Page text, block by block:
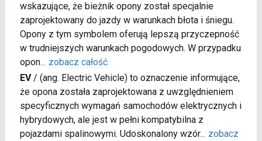
wskazujące, że bieżnik opony został specjalnie
zaprojektowany do jazdy w warunkach błota i śniegu.
Opony z tym symbolem oferują lepszą przyczepność
w trudniejszych warunkach pogodowych. W przypadku
opon... zobacz całość
EV/ (ang. Electric Vehicle) to oznaczenie informujące,
że opona została zaprojektowana z uwzględnieniem
specyficznych wymagań samochodów elektrycznych i
hybrydowych, ale jest w pełni kompatybilna z
pojazdami spalinowymi. Udoskonalony wzór... zobacz